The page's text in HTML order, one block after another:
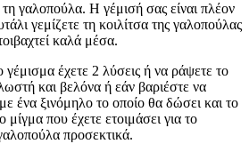
γαλοπούλα. Η γέμισή σας είναι πλέον
γεμίζετε τη κοιλίτσα της γαλοπούλας
καλά μέσα.
γέμισμα έχετε 2 λύσεις ή να ράψετε το
και βελόνα ή εάν βαριέστε να
ένα ξινόμηλο το οποίο θα δώσει και το
που έχετε ετοιμάσει για το
προσεκτικά.